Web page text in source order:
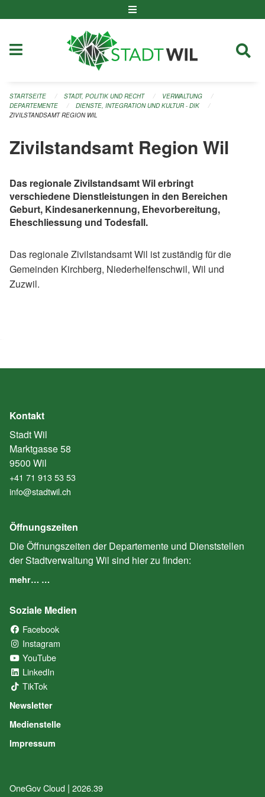
STARTSEITE STADT, POLITIK UND RECHT
VERWALTUNG
DEPARTEMENTE
DIENSTE, INTEGRATION UND KULTUR - DIK
ZIVILSTANDSAMT REGION WIL
Zivilstandsamt Region Wil
Das regionale Zivilstandsamt Wil erbringt
verschiedene Dienstleistungen in den Bereichen
Geburt, Kindesanerkennung, Ehevorbereitung,
Eheschliessung und Todesfall.
Das regionale Zivilstandsamt Wil ist zuständig für die
Gemeinden Kirchberg, Niederhelfenschwil, Wil und
Zuzwil.
Kontakt
Stadt Wil
Marktgasse 58
9500 Wil
+41 71 913 53 53
info@stadtwil.ch
Öffnungszeiten
Die Öffnungszeiten der Departemente und Dienststellen
der Stadtverwaltung Wil sind hier zu finden:
mehr… …
Soziale Medien
Facebook
Instagram
YouTube
LinkedIn
TikTok
Newsletter
Medienstelle
Impressum
OneGov Cloud (External Link)
| 2026.39